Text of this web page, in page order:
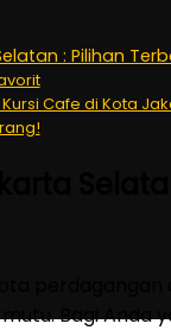
: Pilihan
Cafe di Kota
Bagi Anda